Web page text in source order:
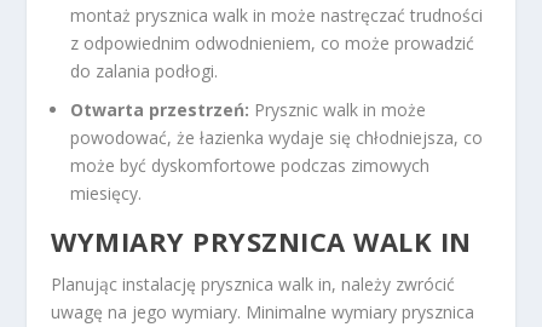
montaż prysznica walk in może nastręczać trudności
z odpowiednim odwodnieniem, co może prowadzić
do zalania podłogi.
Otwarta przestrzeń: Prysznic walk in może
powodować, że łazienka wydaje się chłodniejsza, co
może być dyskomfortowe podczas zimowych
miesięcy.
WYMIARY PRYSZNICA WALK IN
Planując instalację prysznica walk in, należy zwrócić
uwagę na jego wymiary. Minimalne wymiary prysznica